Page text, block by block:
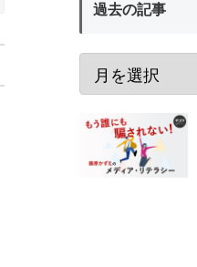
過去の記事